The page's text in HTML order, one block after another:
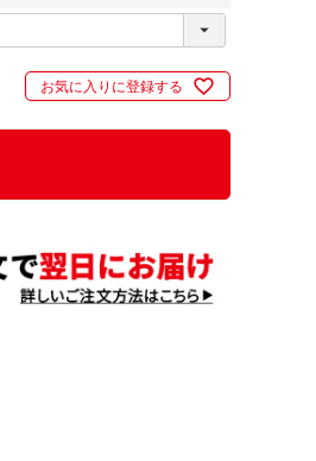
お気に入りに登録する